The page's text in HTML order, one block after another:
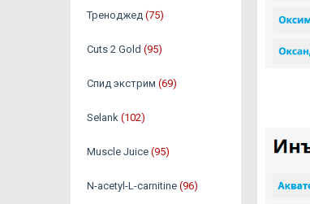
Треноджед (75)
Cuts 2 Gold (95)
Спид экстрим (69)
Selank (102)
Muscle Juice (95)
N-acetyl-L-carnitine (96)